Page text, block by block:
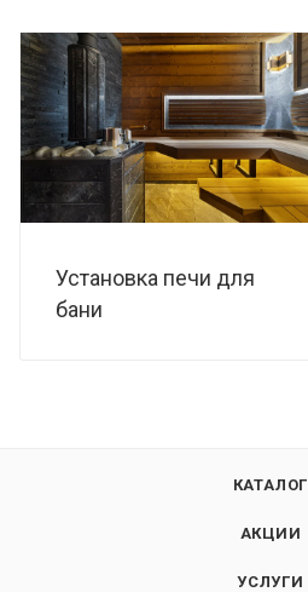
Установка печи для
бани
КАТАЛОГ
АКЦИИ
УСЛУГИ